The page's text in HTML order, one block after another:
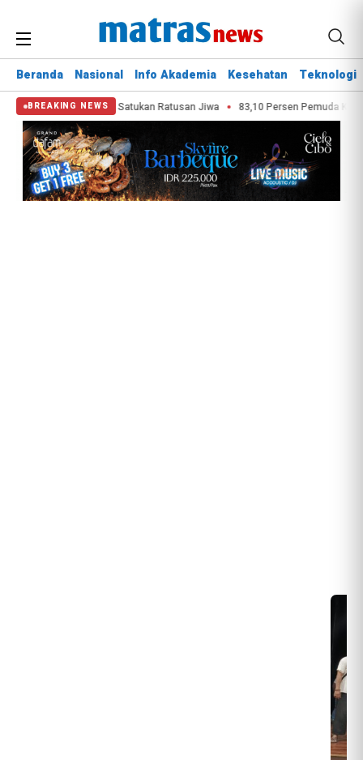
Beranda Nasional Info Akademia Kesehatan Teknologi
BREAKING NEWS
Bekasi Vol 9 Sukses Satukan Ratusan Jiwa 83,10 Persen Pemuda Kota